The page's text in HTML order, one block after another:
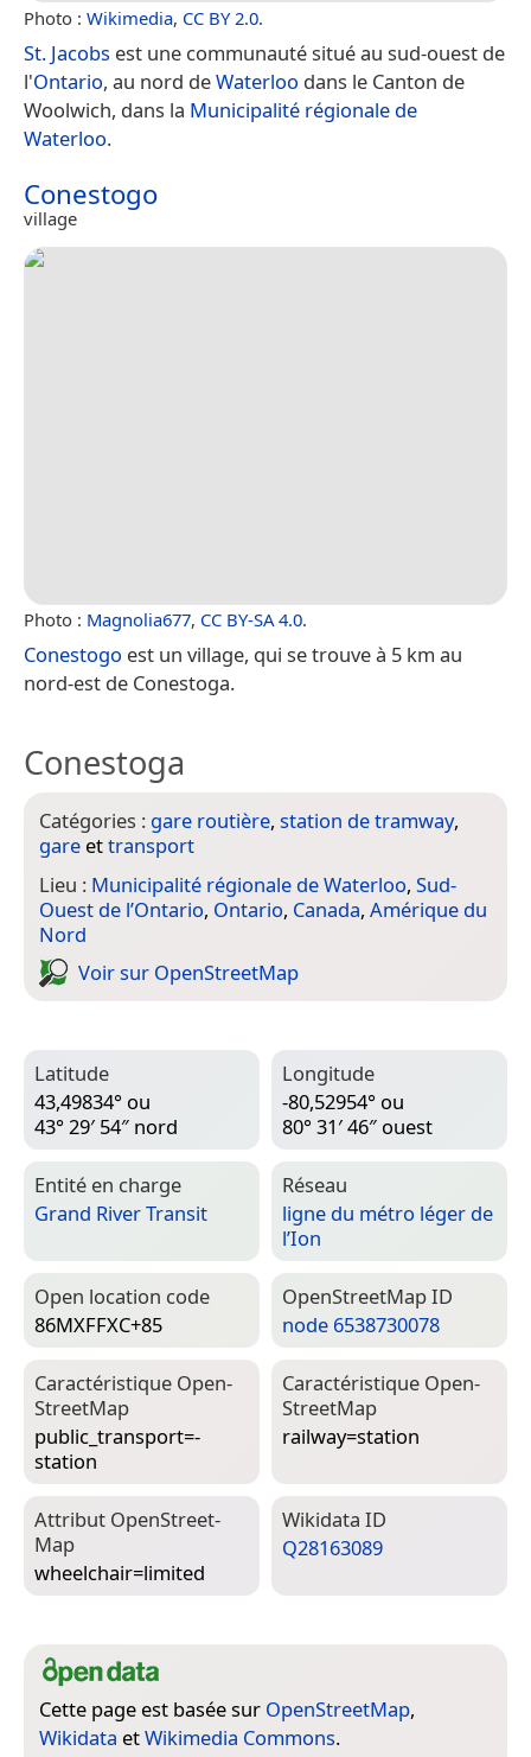
Photo : Wikimedia, CC BY 2.0.
St. Jacobs est une communauté situé au sud-ouest de
l'Ontario, au nord deWaterloo dans le Canton de
Woolwich, dans la Municipalité régionale de
Waterloo.
Conestogo
village
Photo : Magnolia677, CC BY-SA 4.0.
Conestogo est un village, qui se trouve à 5 km au
nord-est de Conestoga.
Conestoga
Catégories : gare routière, station de tramway,
gare ettransport
Lieu : Municipalité régionale de Waterloo, Sud-
Ouest de l’Ontario, Ontario, Canada, Amérique du
Nord
Voir sur Open­Street­Map
Latitude
43,49834° ou
43° 29′ 54″ nord
Longitude
-80,52954° ou
80° 31′ 46″ ouest
Entité en charge
Grand River Transit
Réseau
ligne du métro léger de
l’Ion
Open location code
86MXFFXC+85
Open­Street­Map ID
node 6538730078
Caractéristique Open­
Street­Map
public_transport=­
station
Caractéristique Open­
Street­Map
railway=­station
Attribut Open­Street­
Map
wheelchair=­limited
Wiki­data ID
Q28163089
Cette page est basée sur OpenStreetMap,
Wikidata etWikimedia Commons.